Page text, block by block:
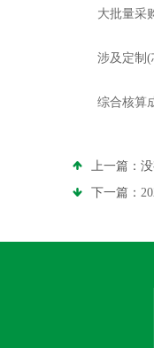
大批量采购
涉及定制(芯
综合核算成
上一篇：
下一篇：